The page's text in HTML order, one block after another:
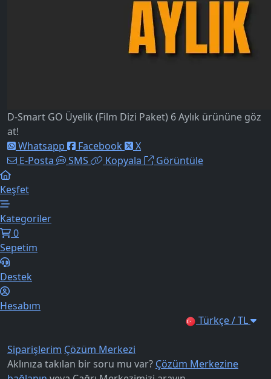
D-Smart GO Üyelik (Film Dizi Paket) 6 Aylık ürününe göz
at!
Whatsapp
Facebook
X
E-Posta
SMS Kopyala Görüntüle
Keşfet
Kategoriler
0
Sepetim
Destek
Hesabım
Türkçe / TL
Siparişlerim Çözüm Merkezi
Aklınıza takılan bir soru mu var? Çözüm Merkezine